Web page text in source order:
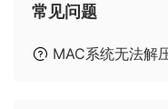
常见问题
MAC系统无法解